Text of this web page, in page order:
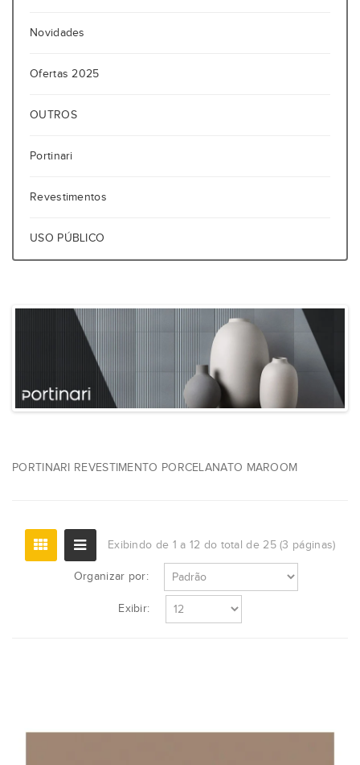
Novidades
Ofertas 2025
OUTROS
Portinari
Revestimentos
USO PÚBLICO
PORTINARI REVESTIMENTO PORCELANATO MAROOM
Exibindo de 1 a 12 do total de 25 (3 páginas)
Organizar por:
Exibir: